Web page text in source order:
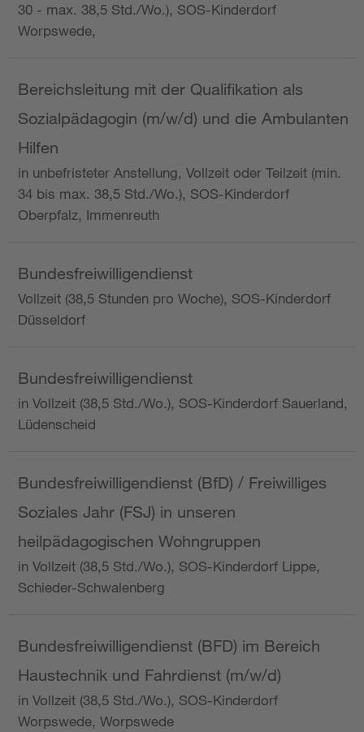
30 - max. 38,5 Std./Wo.), SOS-Kinderdorf
Worpswede,
Bereichsleitung mit der Qualifikation als
Sozialpädagogin (m/w/d) und die Ambulanten
Hilfen
in unbefristeter Anstellung, Vollzeit oder Teilzeit (min.
34 bis max. 38,5 Std./Wo.), SOS-Kinderdorf
Oberpfalz, Immenreuth
Bundesfreiwilligendienst
Vollzeit (38,5 Stunden pro Woche), SOS-Kinderdorf
Düsseldorf
Bundesfreiwilligendienst
in Vollzeit (38,5 Std./Wo.), SOS-Kinderdorf Sauerland,
Lüdenscheid
Bundesfreiwilligendienst (BfD) / Freiwilliges
Soziales Jahr (FSJ) in unseren
heilpädagogischen Wohngruppen
in Vollzeit (38,5 Std./Wo.), SOS-Kinderdorf Lippe,
Schieder-Schwalenberg
Bundesfreiwilligendienst (BFD) im Bereich
Haustechnik und Fahrdienst (m/w/d)
in Vollzeit (38,5 Std./Wo.), SOS-Kinderdorf
Worpswede, Worpswede